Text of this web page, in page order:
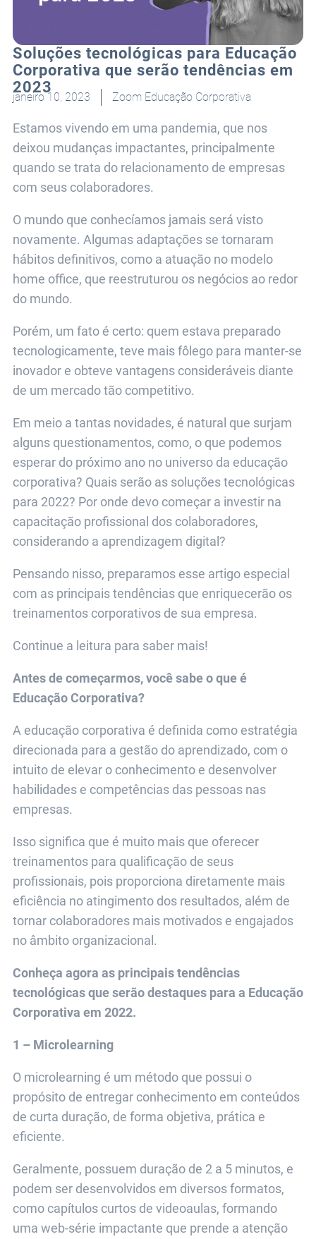
Soluções tecnológicas para Educação
Corporativa que serão tendências em
2023
janeiro 10, 2023 Zoom Educação Corporativa
Estamos vivendo em uma pandemia, que nos
deixou mudanças impactantes, principalmente
quando se trata do relacionamento de empresas
com seus colaboradores.
O mundo que conhecíamos jamais será visto
novamente. Algumas adaptações se tornaram
hábitos definitivos, como a atuação no modelo
home office, que reestruturou os negócios ao redor
do mundo.
Porém, um fato é certo: quem estava preparado
tecnologicamente, teve mais fôlego para manter-se
inovador e obteve vantagens consideráveis diante
de um mercado tão competitivo.
Em meio a tantas novidades, é natural que surjam
alguns questionamentos, como, o que podemos
esperar do próximo ano no universo da educação
corporativa? Quais serão as soluções tecnológicas
para 2022? Por onde devo começar a investir na
capacitação profissional dos colaboradores,
considerando a aprendizagem digital?
Pensando nisso, preparamos esse artigo especial
com as principais tendências que enriquecerão os
treinamentos corporativos de sua empresa.
Continue a leitura para saber mais!
Antes de começarmos, você sabe o que é
Educação Corporativa?
A educação corporativa é definida como estratégia
direcionada para a gestão do aprendizado, com o
intuito de elevar o conhecimento e desenvolver
habilidades e competências das pessoas nas
empresas.
Isso significa que é muito mais que oferecer
treinamentos para qualificação de seus
profissionais, pois proporciona diretamente mais
eficiência no atingimento dos resultados, além de
tornar colaboradores mais motivados e engajados
no âmbito organizacional.
Conheça agora as principais tendências
tecnológicas que serão destaques para a Educação
Corporativa em 2022.
1 – Microlearning
O microlearning é um método que possui o
propósito de entregar conhecimento em conteúdos
de curta duração, de forma objetiva, prática e
eficiente.
Geralmente, possuem duração de 2 a 5 minutos, e
podem ser desenvolvidos em diversos formatos,
como capítulos curtos de videoaulas, formando
uma web-série impactante que prende a atenção